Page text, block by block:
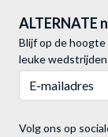
ALTERNATE
Blijf op de
leuke
Volg ons op